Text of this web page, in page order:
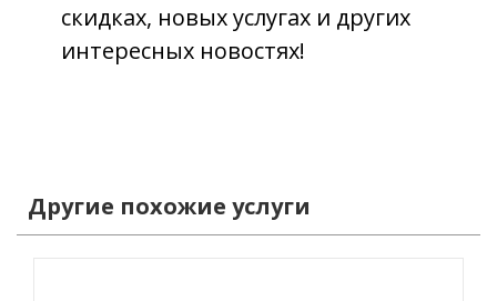
скидках, новых услугах и других
интересных новостях!
Другие похожие услуги